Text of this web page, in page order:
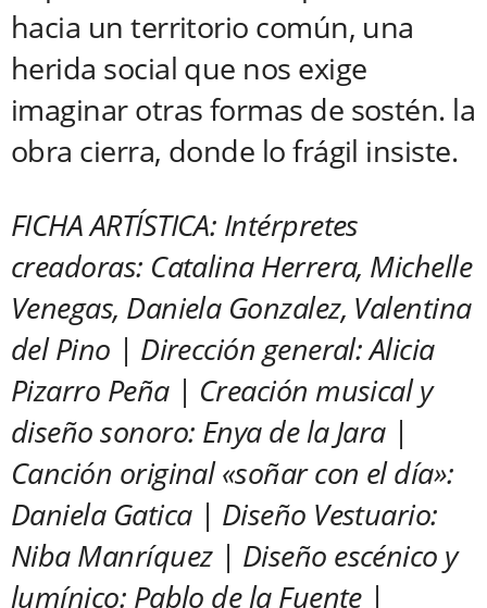
hacia un territorio común, una
herida social que nos exige
imaginar otras formas de sostén. la
obra cierra, donde lo frágil insiste.
FICHA ARTÍSTICA: Intérpretes
creadoras: Catalina Herrera, Michelle
Venegas, Daniela Gonzalez, Valentina
del Pino | Dirección general: Alicia
Pizarro Peña | Creación musical y
diseño sonoro: Enya de la Jara |
Canción original «soñar con el día»:
Daniela Gatica | Diseño Vestuario:
Niba Manríquez | Diseño escénico y
lumínico: Pablo de la Fuente |